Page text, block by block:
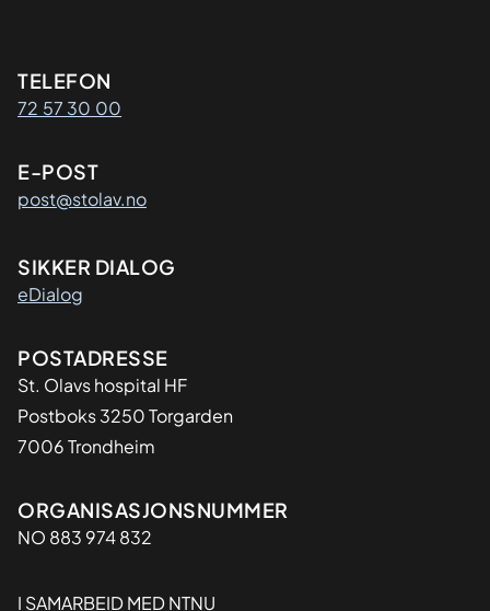
Kontaktinformasjon
TELEFON
72 57 30 00
E-POST
post@stolav.no
SIKKER DIALOG
eDialog
Adresse
POSTADRESSE
St. Olavs hospital HF
Postboks 3250 Torgarden
7006 Trondheim
Organisasjon
ORGANISASJONSNUMMER
NO 883 974 832
I SAMARBEID MED NTNU